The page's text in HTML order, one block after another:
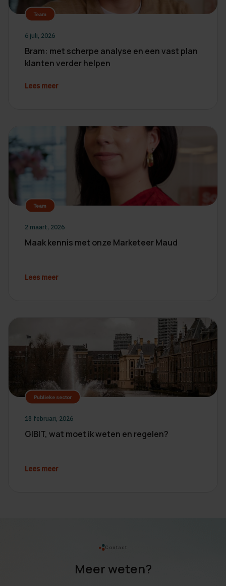
Team
6 juli, 2026
Bram: met scherpe analyse en een vast plan
klanten verder helpen
Lees meer
Team
2 maart, 2026
Maak kennis met onze Marketeer Maud
Lees meer
Publieke sector
18 februari, 2026
GIBIT, wat moet ik weten en regelen?
Lees meer
Contact
Meer weten?